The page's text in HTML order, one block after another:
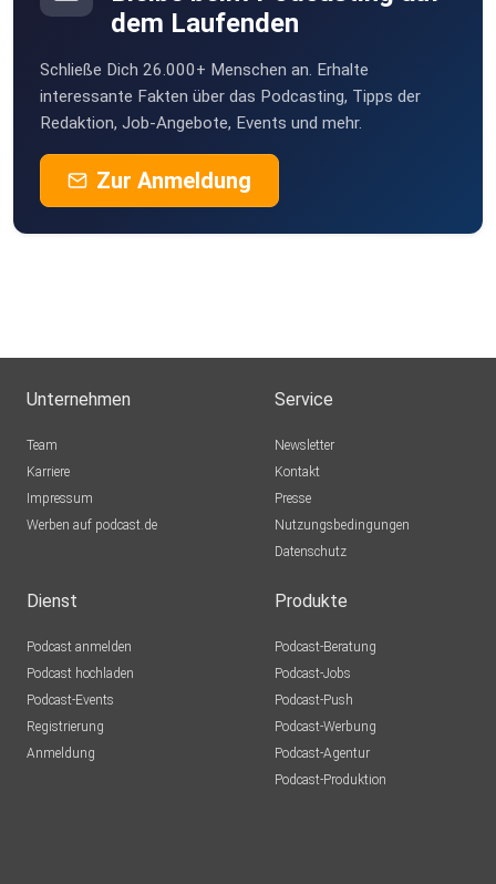
dem Laufenden
Schließe Dich 26.000+ Menschen an. Erhalte
interessante Fakten über das Podcasting, Tipps der
Redaktion, Job-Angebote, Events und mehr.
Zur Anmeldung
Unternehmen
Team
Karriere
Impressum
Werben auf podcast.de
Service
Newsletter
Kontakt
Presse
Nutzungsbedingungen
Datenschutz
Dienst
Podcast anmelden
Podcast hochladen
Podcast-Events
Registrierung
Anmeldung
Produkte
Podcast-Beratung
Podcast-Jobs
Podcast-Push
Podcast-Werbung
Podcast-Agentur
Podcast-Produktion